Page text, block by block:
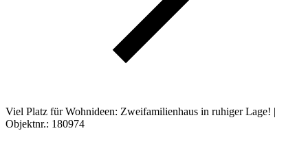
Viel Platz für Wohnideen: Zweifamilienhaus in ruhiger Lage! |
Objektnr.: 180974